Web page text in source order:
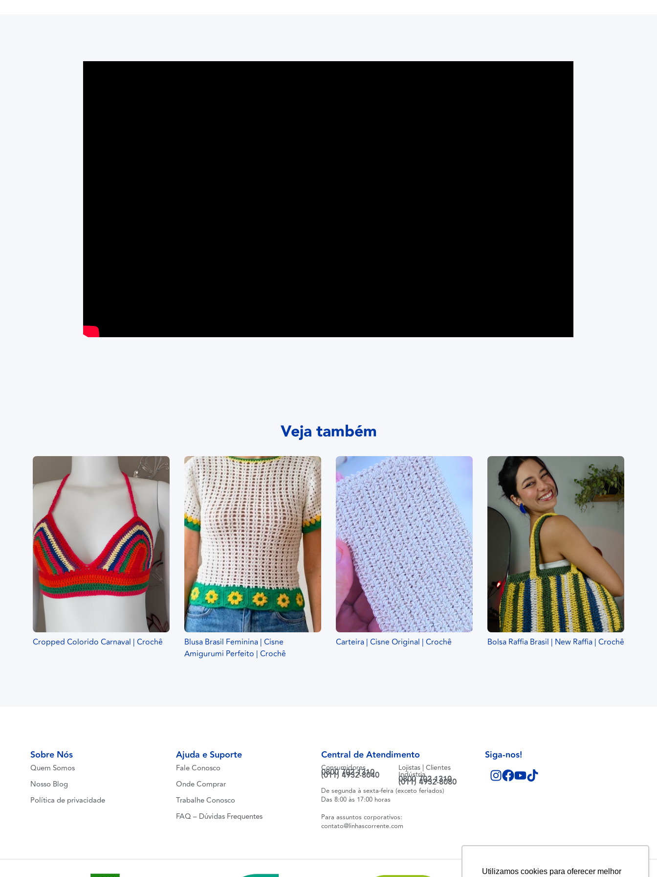
Utilizamos cookies para oferecer melhor
Veja também
Cropped Colorido Carnaval | Crochê
Blusa Brasil Feminina | Cisne
Amigurumi Perfeito | Crochê
Carteira | Cisne Original | Crochê Bolsa Raffia Brasil | New Raffia | Crochê
Sobre Nós
Quem Somos
Nosso Blog
Política de privacidade
Ajuda e Suporte
Fale Conosco
Onde Comprar
Trabalhe Conosco
FAQ – Dúvidas Frequentes
Central de Atendimento
Consumidores
0800 702 1310
(011) 4932-8040
Lojistas | Clientes
Indústria
0800 702 1310
(011) 4932-8080
De segunda à sexta-feira (exceto feriados)
Das 8:00 às 17:00 horas
Para assuntos corporativos:
contato@linhascorrente.com
Siga-nos!